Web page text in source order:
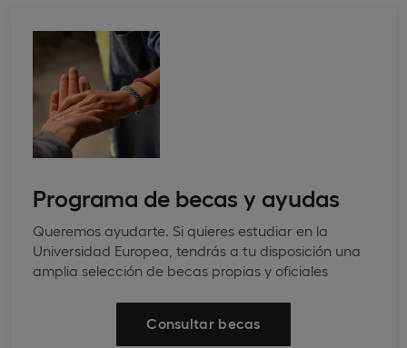
Programa de becas y ayudas
Queremos ayudarte. Si quieres estudiar en la
Universidad Europea, tendrás a tu disposición una
amplia selección de becas propias y oficiales
Consultar becas